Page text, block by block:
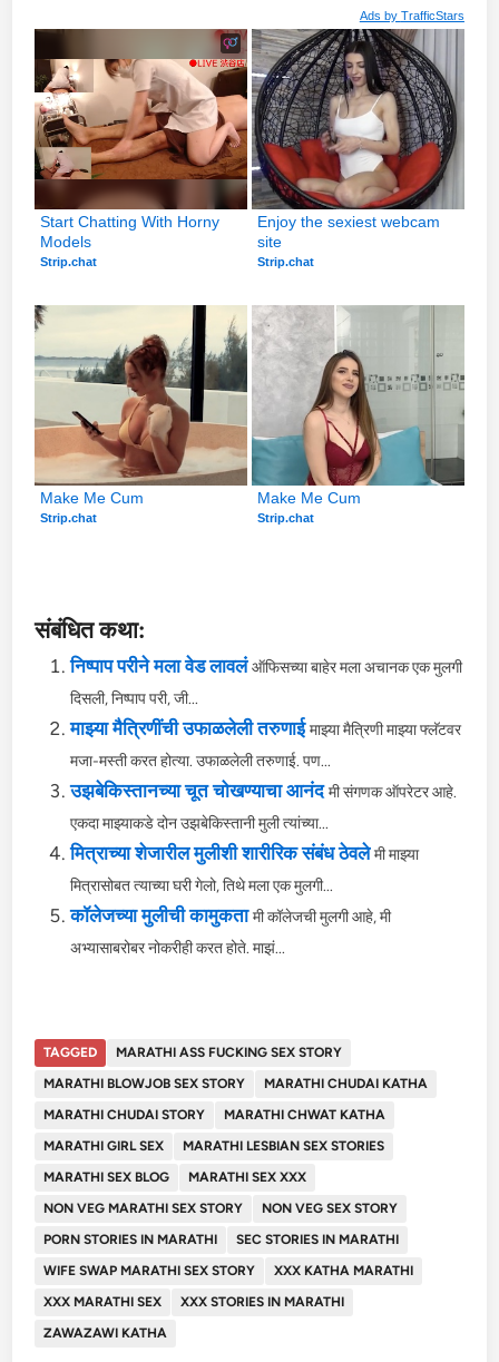
Ads by TrafficStars
Start Chatting With Horny
Models
Strip.chat
Enjoy the sexiest webcam
site
Strip.chat
Make Me Cum
Strip.chat
Make Me Cum
Strip.chat
संबंधित कथा:
निष्पाप परीने मला वेड लावलं ऑफिसच्या बाहेर मला अचानक एक मुलगी
दिसली, निष्पाप परी, जी...
माझ्या मैत्रिणींची उफाळलेली तरुणाई माझ्या मैत्रिणी माझ्या फ्लॅटवर
मजा-मस्ती करत होत्या. उफाळलेली तरुणाई. पण...
उझबेकिस्तानच्या चूत चोखण्याचा आनंद मी संगणक ऑपरेटर आहे.
एकदा माझ्याकडे दोन उझबेकिस्तानी मुली त्यांच्या...
मित्राच्या शेजारील मुलीशी शारीरिक संबंध ठेवले मी माझ्या
मित्रासोबत त्याच्या घरी गेलो, तिथे मला एक मुलगी...
कॉलेजच्या मुलीची कामुकता मी कॉलेजची मुलगी आहे, मी
अभ्यासाबरोबर नोकरीही करत होते. माझं...
TAGGED
MARATHI ASS FUCKING SEX STORY
MARATHI BLOWJOB SEX STORY
MARATHI CHUDAI KATHA
MARATHI CHUDAI STORY
MARATHI CHWAT KATHA
MARATHI GIRL SEX
MARATHI LESBIAN SEX STORIES
MARATHI SEX BLOG
MARATHI SEX XXX
NON VEG MARATHI SEX STORY
NON VEG SEX STORY
PORN STORIES IN MARATHI
SEC STORIES IN MARATHI
WIFE SWAP MARATHI SEX STORY
XXX KATHA MARATHI
XXX MARATHI SEX
XXX STORIES IN MARATHI
ZAWAZAWI KATHA